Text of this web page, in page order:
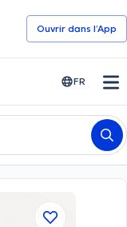
Ouvrir dans l’App
FR